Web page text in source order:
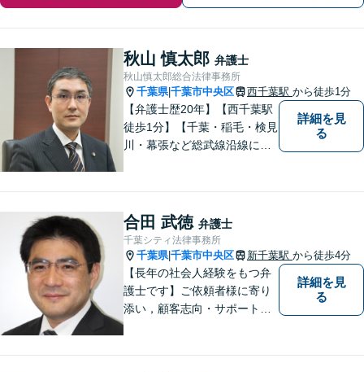
秋山 慎太郎 弁護士
秋山慎太郎総合法律事務所
千葉県|千葉市中央区 西千葉駅 から徒歩1分
【弁護士歴20年】【西千葉駅
徒歩1分】【千葉・稲毛・検見
川・幕張など総武線沿線にお
などお気軽にお問い合わせく
ださい【個人／企業いずれも
対応実績あり】
詳細を見
る
合田 武徳 弁護士
千葉シティ法律事務所
千葉県|千葉市中央区 新千葉駅 から徒歩4分
【長年の社会人経験をもつ弁
護士です】ご依頼者様に寄り
添い，顧客志向・サポート精
詳細を見
る